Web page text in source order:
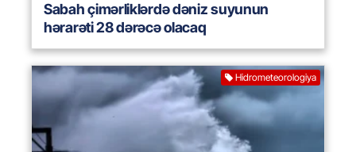
Sabah çimərliklərdə dəniz suyunun
hərarəti 28 dərəcə olacaq
Hidrometeorologiya